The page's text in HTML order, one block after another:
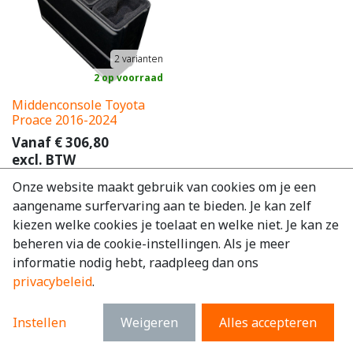
2varianten
2 op voorraad
Middenconsole Toyota
Proace 2016-2024
Vanaf €306,80
excl. BTW
Onze website maakt gebruik van cookies om je een
aangename surfervaring aan te bieden. Je kan zelf
kiezen welke cookies je toelaat en welke niet. Je kan ze
beheren via de cookie-instellingen. Als je meer
informatie nodig hebt, raadpleeg dan ons
privacybeleid.
Instellen Weigeren Alles accepteren